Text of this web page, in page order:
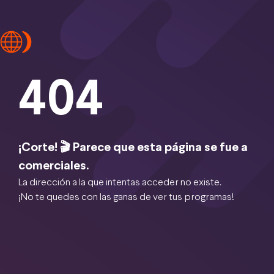
404
¡Corte! 🎬 Parece que esta página se fue a
comerciales.
La dirección a la que intentas acceder no existe.
¡No te quedes con las ganas de ver tus programas!